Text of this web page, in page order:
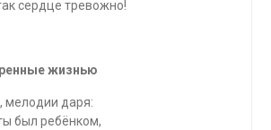
сердце тревожно!
жизнью
мелодии даря:
был ребёнком,